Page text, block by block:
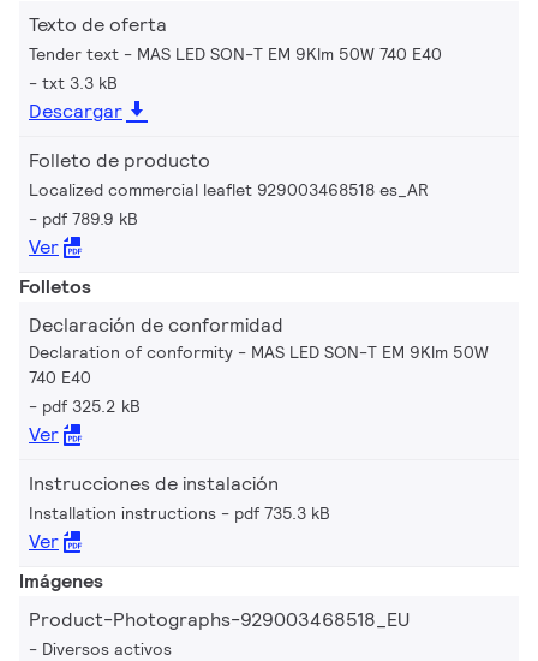
Texto de oferta
Tender text - MAS LED SON-T EM 9Klm 50W 740 E40
txt 3.3 kB
Descargar
Folleto de producto
Localized commercial leaflet 929003468518 es_AR
pdf 789.9 kB
Ver
Folletos
Declaración de conformidad
Declaration of conformity - MAS LED SON-T EM 9Klm 50W
740 E40
pdf 325.2 kB
Ver
Instrucciones de instalación
Installation instructions pdf 735.3 kB
Ver
Imágenes
Product-Photographs-929003468518_EU
Diversos activos